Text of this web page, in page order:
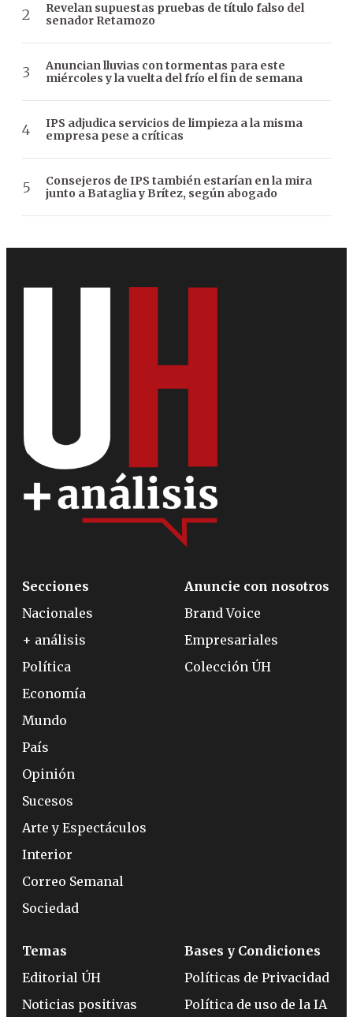
Revelan supuestas pruebas de título falso del
senador Retamozo
Anuncian lluvias con tormentas para este
miércoles y la vuelta del frío el fin de semana
IPS adjudica servicios de limpieza a la misma
empresa pese a críticas
Consejeros de IPS también estarían en la mira
junto a Bataglia y Brítez, según abogado
Secciones
Nacionales
+ análisis
Política
Economía
Mundo
País
Opinión
Sucesos
Arte y Espectáculos
Interior
Correo Semanal
Sociedad
Anuncie con nosotros
Brand Voice
Empresariales
Colección ÚH
Temas
Editorial ÚH
Noticias positivas
Bases y Condiciones
Políticas de Privacidad
Política de uso de la IA